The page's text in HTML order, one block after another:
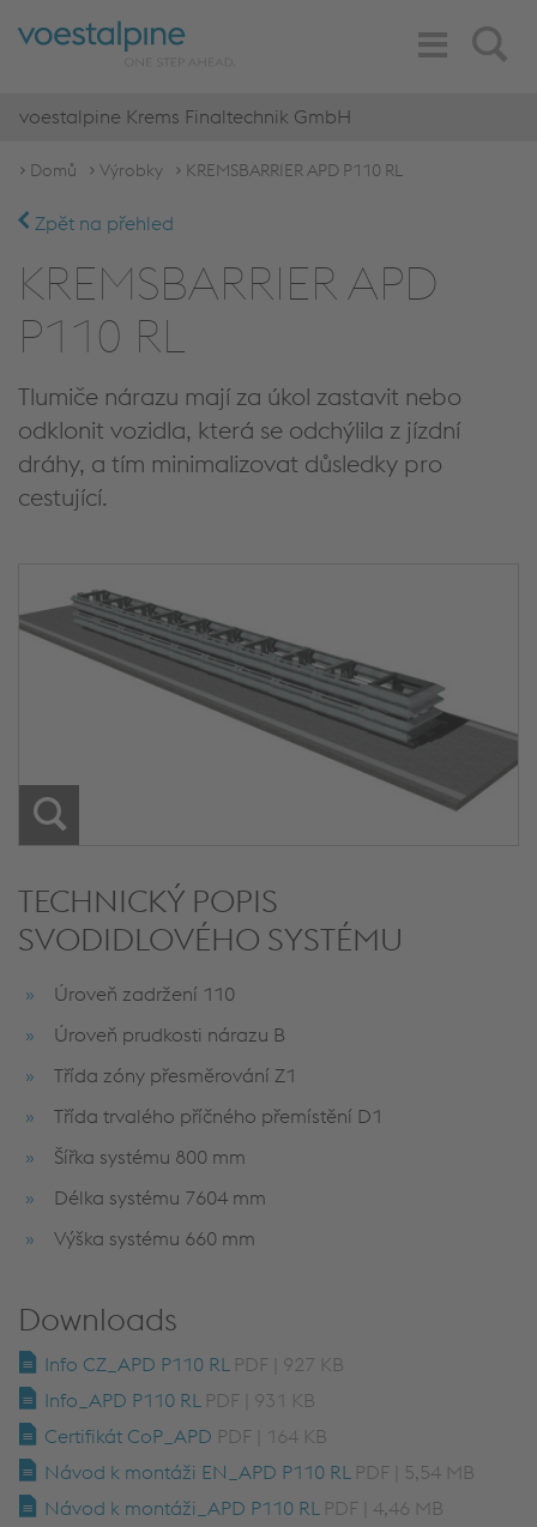
Search
Toggle
Navigation
voestalpine Krems Finaltechnik GmbH
Domů Výrobky KREMSBARRIER APD P110 RL
Zpět na přehled
KREMSBARRIER APD
P110 RL
Tlumiče nárazu mají za úkol zastavit nebo
odklonit vozidla, která se odchýlila z jízdní
dráhy, a tím minimalizovat důsledky pro
cestující.
TECHNICKÝ POPIS
SVODIDLOVÉHO SYSTÉMU
Úroveň zadržení 110
Úroveň prudkosti nárazu B
Třída zóny přesměrování Z1
Třída trvalého příčného přemístění D1
Šířka systému 800 mm
Délka systému 7604 mm
Výška systému 660 mm
Downloads
Info CZ_APD P110 RL PDF | 927 KB
Info_APD P110 RL PDF | 931 KB
Certifikát CoP_APD PDF | 164 KB
Návod k montáži EN_APD P110 RL PDF | 5,54 MB
Návod k montáži_APD P110 RL PDF | 4,46 MB